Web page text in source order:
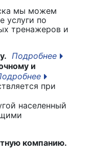
мы можем
услуги по
тренажеров и
Подробнее
и
при
населенный
компанию.